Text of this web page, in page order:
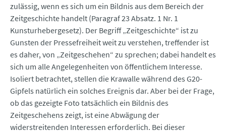
zulässig, wenn es sich um ein Bildnis aus dem Bereich der
Zeitgeschichte handelt (Paragraf 23 Absatz. 1 Nr. 1
Kunsturhebergesetz). Der Begriff „Zeitgeschichte“ ist zu
Gunsten der Pressefreiheit weit zu verstehen, treffender ist
es daher, von „Zeitgeschehen“ zu sprechen; dabei handelt es
sich um alle Angelegenheiten von öffentlichem Interesse.
Isoliert betrachtet, stellen die Krawalle während des G20-
Gipfels natürlich ein solches Ereignis dar. Aber bei der Frage,
ob das gezeigte Foto tatsächlich ein Bildnis des
Zeitgeschehens zeigt, ist eine Abwägung der
widerstreitenden Interessen erforderlich. Bei dieser